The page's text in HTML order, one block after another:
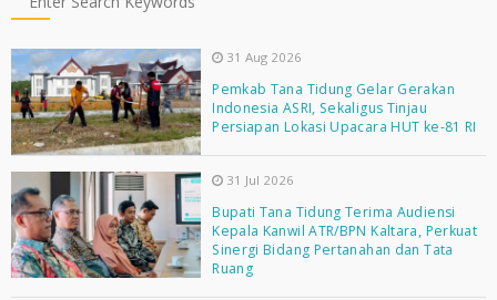
31 Aug 2026
Pemkab Tana Tidung Gelar Gerakan
Indonesia ASRI, Sekaligus Tinjau
Persiapan Lokasi Upacara HUT ke-81 RI
31 Jul 2026
Bupati Tana Tidung Terima Audiensi
Kepala Kanwil ATR/BPN Kaltara, Perkuat
Sinergi Bidang Pertanahan dan Tata
Ruang